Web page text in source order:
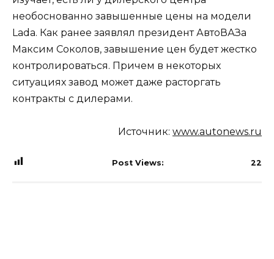
необоснованно завышенные цены на модели
Lada. Как ранее заявлял президент АвтоВАЗа
Максим Соколов, завышение цен будет жестко
контролироваться. Причем в некоторых
ситуациях завод может даже расторгать
контракты с дилерами.
Источник: www.autonews.ru
Post Views: 22